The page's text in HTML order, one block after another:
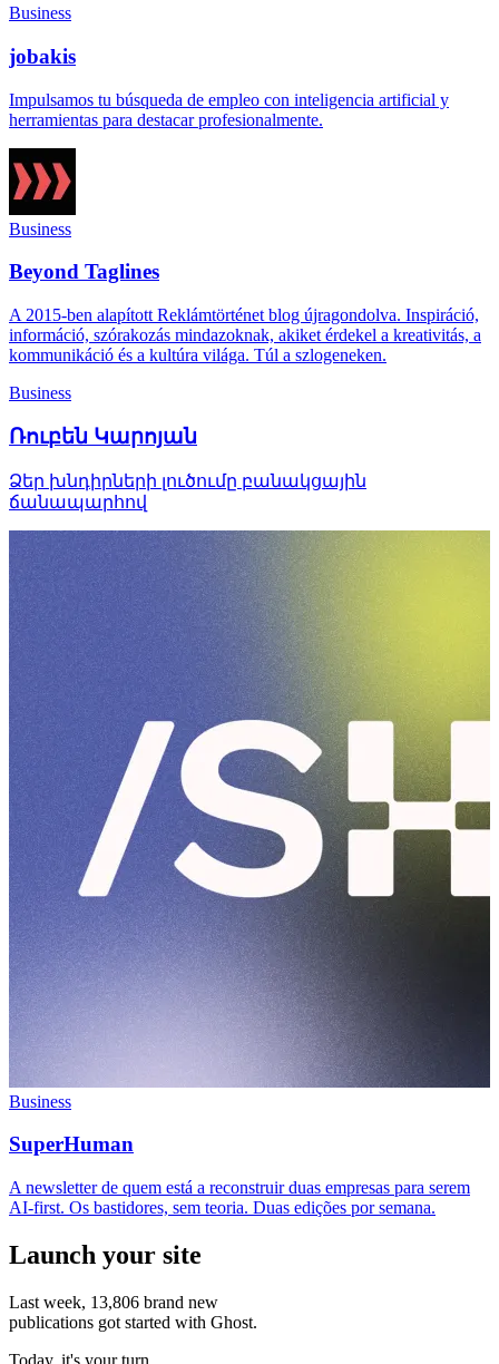
Business
jobakis
Impulsamos tu búsqueda de empleo con inteligencia artificial y
herramientas para destacar profesionalmente.
Business
Beyond Taglines
A 2015-ben alapított Reklámtörténet blog újragondolva. Inspiráció,
információ, szórakozás mindazoknak, akiket érdekel a kreativitás, a
kommunikáció és a kultúra világa. Túl a szlogeneken.
Business
Ռուբեն Կարոյան
Ձեր խնդիրների լուծումը բանակցային
ճանապարհով
Business
SuperHuman
A newsletter de quem está a reconstruir duas empresas para serem
AI-first. Os bastidores, sem teoria. Duas edições por semana.
Launch your site
Last week, 13,806 brand new
publications got started with Ghost.
Today, it's your turn.